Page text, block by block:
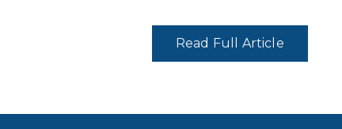
Read Full Article